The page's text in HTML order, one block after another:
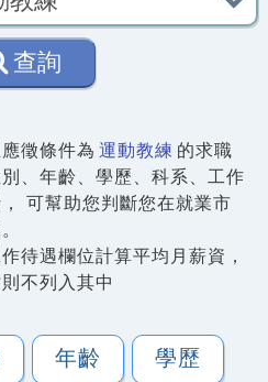
查詢
徵條件為 運動教練 的求職
、年齡、學歷、科系、工作
可幫助您判斷您在就業市
待遇欄位計算平均月薪資，
不列入其中
年齡 學歷